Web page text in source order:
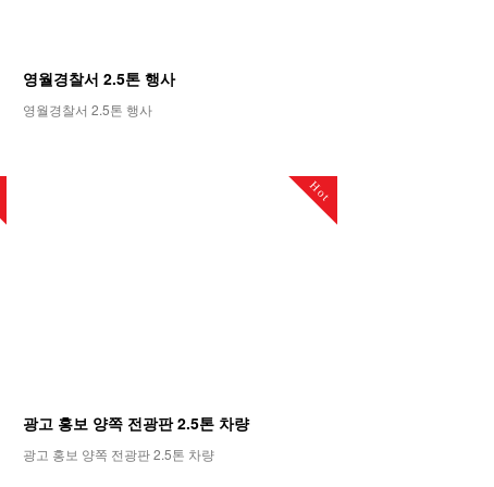
영월경찰서 2.5톤 행사
영월경찰서 2.5톤 행사
Hot
광고 홍보 양쪽 전광판 2.5톤 차량
광고 홍보 양쪽 전광판 2.5톤 차량